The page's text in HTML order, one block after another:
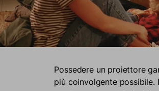
Possedere un proiettore
più coinvolgente